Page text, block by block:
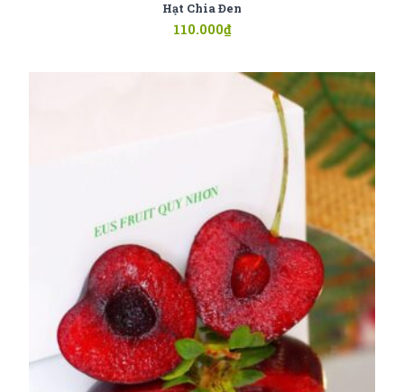
Hạt Chia Đen
110.000₫